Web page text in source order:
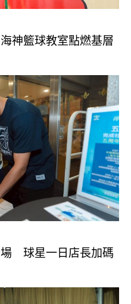
神籃球教室點燃基層
場 球星一日店長加碼